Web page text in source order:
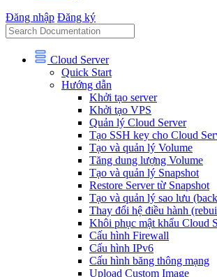
Đăng nhập Đăng ký
Cloud Server
Quick Start
Hướng dẫn
Khởi tạo server
Khởi tạo VPS
Quản lý Cloud Server
Tạo SSH key cho Cloud
Tạo và quản lý Volume
Tăng dung lượng Volume
Tạo và quản lý Snapshot
Restore Server từ Snapshot
Tạo và quản lý sao lưu
Thay đổi hệ điều hành
Khôi phục mật khẩu Cloud
Cấu hình Firewall
Cấu hình IPv6
Cấu hình băng thông mạng
Upload Custom Image